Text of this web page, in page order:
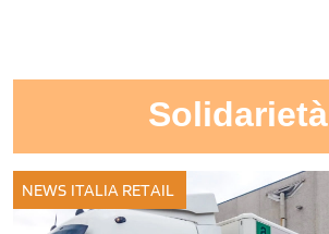
Solidarietà
NEWS ITALIA RETAIL